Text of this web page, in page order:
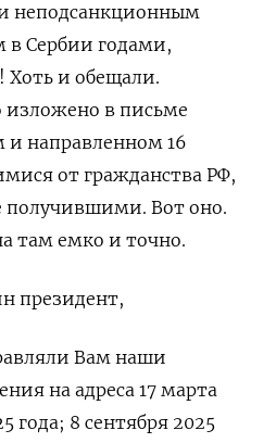
неподсанкционным
Сербии годами,
Хоть и обещали.
в письме
и направленном 16
от гражданства РФ,
получившими. Вот оно.
там емко и точно.
президент,
Вам наши
на адреса 17 марта
года; 8 сентября 2025